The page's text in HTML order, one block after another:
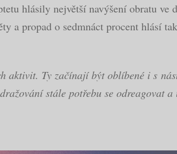
hlásily největší navýšení obratu ve
a propad o sedmnáct procent hlásí
Ty začínají být oblíbené i s
stále potřebu se odreagovat a